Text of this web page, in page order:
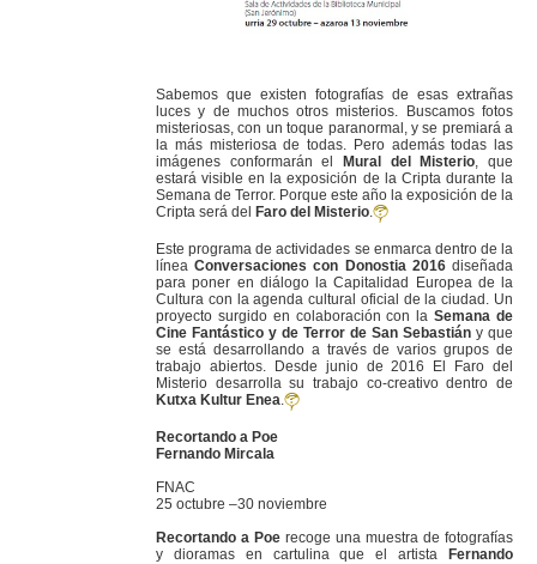
Sabemos que existen fotografías de esas extrañas
luces y de muchos otros misterios. Buscamos fotos
misteriosas, con un toque paranormal, y se premiará a
la más misteriosa de todas. Pero además todas las
imágenes conformarán el
Mural del Misterio, que
estará visible en la exposición de la Cripta durante la
Semana de Terror. Porque este año la exposición de la
Cripta será del
Faro del Misterio.
Este programa de actividades se enmarca dentro de la
líneaConversaciones con Donostia 2016diseñada
para poner en diálogo la Capitalidad Europea de la
Cultura con la agenda cultural oficial de la ciudad. Un
proyecto surgido en colaboración con laSemana de
Cine Fantástico y de Terror de San Sebastián y que
se está desarrollando a través de varios grupos de
trabajo abiertos. Desde junio de 2016 El Faro del
Misterio desarrolla su trabajo co-creativo dentro de
Kutxa Kultur Enea.
Recortando a Poe
Fernando Mircala
FNAC
25 octubre –30 noviembre
Recortando a Poe recoge una muestra de fotografías
y dioramas en cartulina que el artista
Fernando